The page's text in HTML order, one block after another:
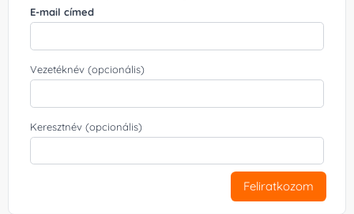
E-mail címed
Vezetéknév (opcionális)
Keresztnév (opcionális)
Feliratkozom